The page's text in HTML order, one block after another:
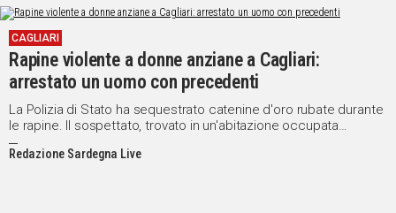
CAGLIARI
Rapine violente a donne anziane a Cagliari:
arrestato un uomo con precedenti
La Polizia di Stato ha sequestrato catenine d'oro rubate durante
le rapine. Il sospettato, trovato in un'abitazione occupata
abusivamente, è stato fermato per ulteriori indagini
Redazione Sardegna Live